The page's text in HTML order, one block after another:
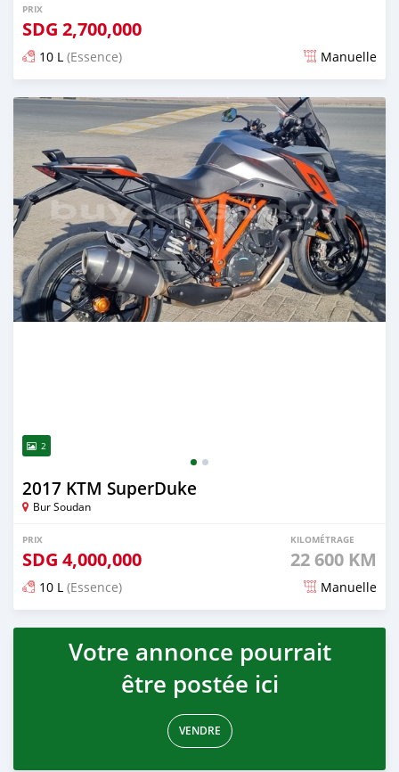
PRIX
SDG 2,700,000
10 L (Essence) Manuelle
Publié il y a presque 2 ans
2
2017 KTM SuperDuke
Bur Soudan
PRIX
SDG 4,000,000
KILOMÉTRAGE
22 600 KM
10 L (Essence) Manuelle
Publié il y a presque 2 ans
Votre annonce pourrait
être postée ici
VENDRE